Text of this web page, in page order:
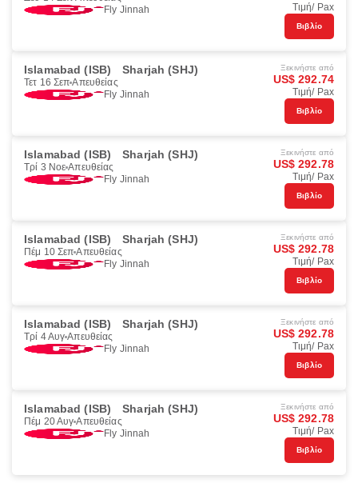
Fly Jinnah
Τιμή/ Pax
Βιβλίο
Islamabad (ISB) Sharjah (SHJ)
Τετ 16 Σεπ Απευθείας
Fly Jinnah
Ξεκινήστε από
US$ 292.74
Τιμή/ Pax
Βιβλίο
Islamabad (ISB) Sharjah (SHJ)
Τρί 3 Νοε Απευθείας
Fly Jinnah
Ξεκινήστε από
US$ 292.78
Τιμή/ Pax
Βιβλίο
Islamabad (ISB) Sharjah (SHJ)
Πέμ 10 Σεπ Απευθείας
Fly Jinnah
Ξεκινήστε από
US$ 292.78
Τιμή/ Pax
Βιβλίο
Islamabad (ISB) Sharjah (SHJ)
Τρί 4 Αυγ Απευθείας
Fly Jinnah
Ξεκινήστε από
US$ 292.78
Τιμή/ Pax
Βιβλίο
Islamabad (ISB) Sharjah (SHJ)
Πέμ 20 Αυγ Απευθείας
Fly Jinnah
Ξεκινήστε από
US$ 292.78
Τιμή/ Pax
Βιβλίο